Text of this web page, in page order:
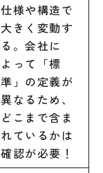
仕様や構造で
大きく変動す
る。会社に
よって「標
準」の定義が
異なるため、
どこまで含ま
れているかは
確認が必要！